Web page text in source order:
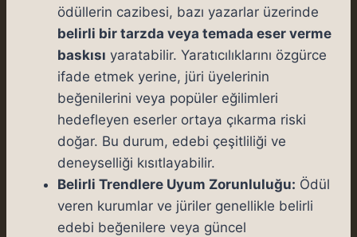
ödüllerin cazibesi, bazı yazarlar üzerinde
belirli bir tarzda veya temada eser verme
baskısı yaratabilir. Yaratıcılıklarını özgürce
ifade etmek yerine, jüri üyelerinin
beğenilerini veya popüler eğilimleri
hedefleyen eserler ortaya çıkarma riski
doğar. Bu durum, edebi çeşitliliği ve
deneyselliği kısıtlayabilir.
Belirli Trendlere Uyum Zorunluluğu: Ödül
veren kurumlar ve jüriler genellikle belirli
edebi beğenilere veya güncel